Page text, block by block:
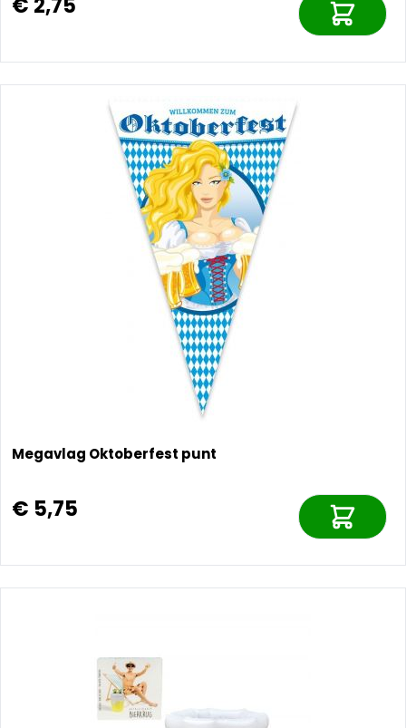
€ 2,75
Megavlag Oktoberfest punt
€ 5,75